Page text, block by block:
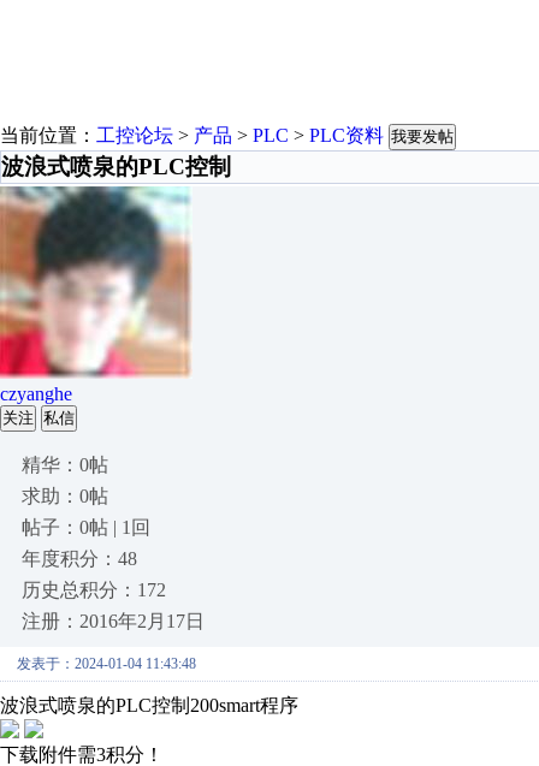
当前位置： 工控论坛 > 产品 > PLC > PLC资料 我要发帖
波浪式喷泉的PLC控制
czyanghe
关注 私信
精华：0帖
求助：0帖
帖子：0帖 | 1回
年度积分：48
历史总积分：172
注册：2016年2月17日
发表于：2024-01-04 11:43:48
波浪式喷泉的PLC控制200smart程序
下载附件需3积分！